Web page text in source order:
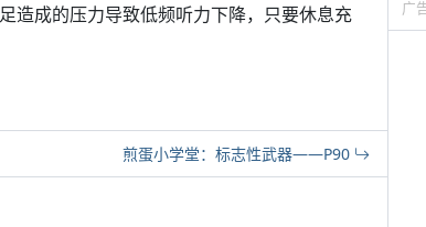
造成的压力导致低频听力下降，只要休息充
煎蛋小学堂：标志性武器——P90
广